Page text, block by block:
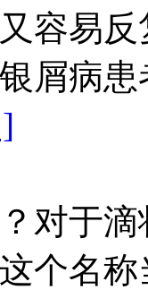
容易
屑病
对于
个名